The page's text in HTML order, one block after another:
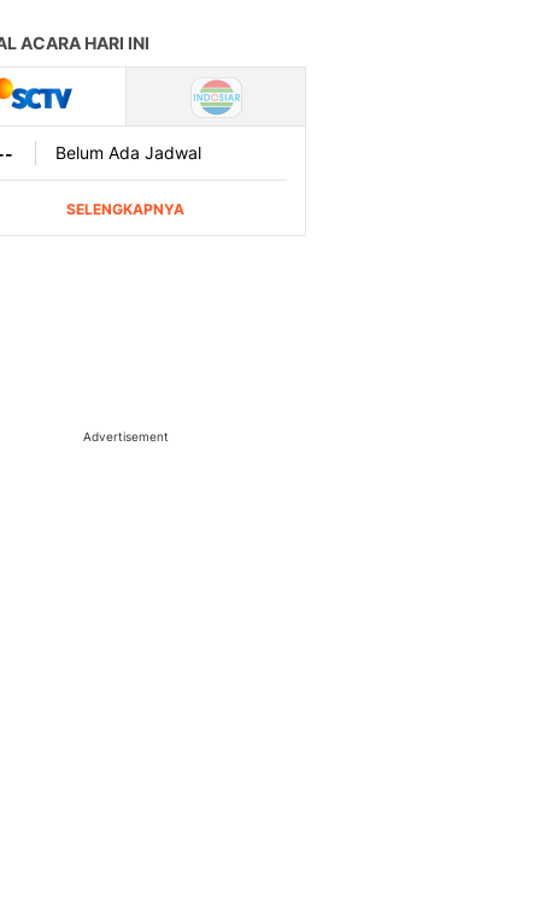
Advertisement